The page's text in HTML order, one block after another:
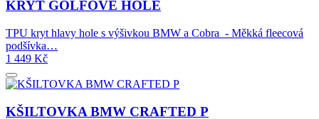
KRYT GOLFOVÉ HOLE
TPU kryt hlavy hole s výšivkou BMW a Cobra - Měkká fleecová
podšívka…
1 449 Kč
KŠILTOVKA BMW CRAFTED P